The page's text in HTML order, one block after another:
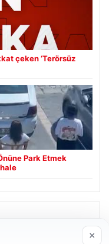
çeken ‘Terörsüz
Park Etmek
×